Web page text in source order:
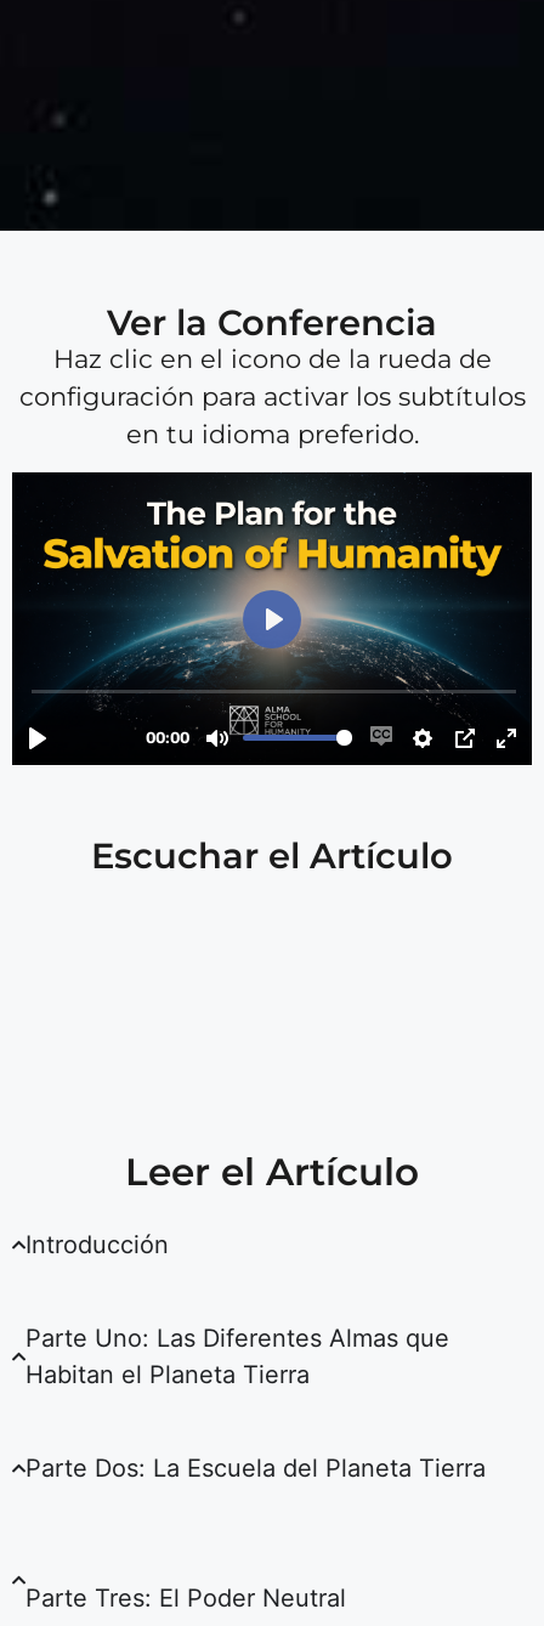
Ver la Conferencia
Haz clic en el icono de la rueda de
configuración para activar los subtítulos
en tu idioma preferido.
Escuchar el Artículo
Leer el Artículo
Introducción
Parte Uno: Las Diferentes Almas que
Habitan el Planeta Tierra
Parte Dos: La Escuela del Planeta Tierra
Parte Tres: El Poder Neutral